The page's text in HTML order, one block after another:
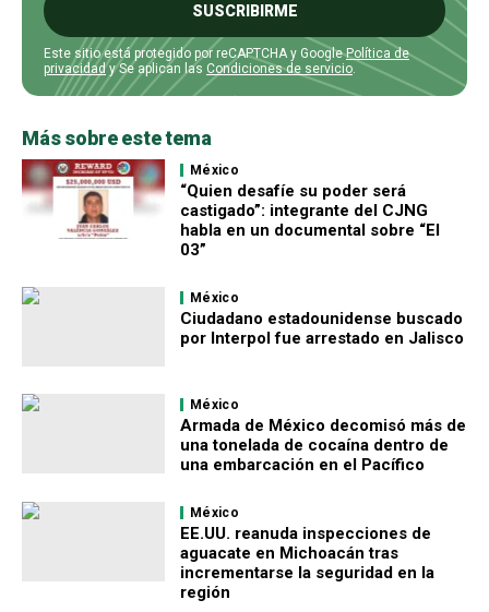
SUSCRIBIRME
Este sitio está protegido por reCAPTCHA y GooglePolítica de
privacidady Se aplican las Condiciones de servicio
Más sobre este tema
México
“Quien desafíe su poder será
castigado”: integrante del CJNG
habla en un documental sobre “El
03”
México
Ciudadano estadounidense buscado
por Interpol fue arrestado en Jalisco
México
Armada de México decomisó más de
una tonelada de cocaína dentro de
una embarcación en el Pacífico
México
EE.UU. reanuda inspecciones de
aguacate en Michoacán tras
incrementarse la seguridad en la
región